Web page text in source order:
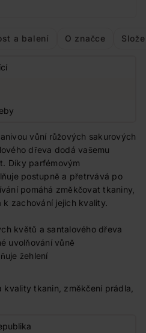
a balení O značce
vůní růžových sakurových
dřeva dodá vašemu
Díky parfémovým
postupně a přetrvává po
pomáhá změkčovat tkaniny,
k zachování jejich kvality.
květů a santalového dřeva
uvolňování vůně
žehlení
kvality tkanin, změkčení prádla,